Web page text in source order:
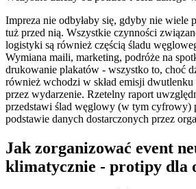
Impreza nie odbyłaby się, gdyby nie wiele
tuż przed nią. Wszystkie czynności
logistyki są również częścią śladu
Wymiana maili, marketing, podróże na
drukowanie plakatów - wszystko to, choć
również wchodzi w skład emisji dwutlenku
przez wydarzenie. Rzetelny raport
przedstawi ślad węglowy (w tym cyfrowy)
podstawie danych dostarczonych przez
Jak zorganizować event
klimatycznie - protipy dla